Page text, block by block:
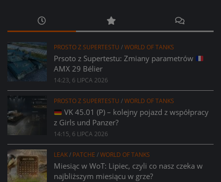
PROSTO Z SUPERTESTU /WORLD OF TANKS
Prsoto z Supertestu: Zmiany parametrów
AMX 29 Bélier
14:23, 6 LIPCA 2026
PROSTO Z SUPERTESTU /WORLD OF TANKS
VK 45.01 (P) – kolejny pojazd z współpracy
z Girls und Panzer?
14:15, 6 LIPCA 2026
LEAK/ PATCHE /WORLD OF TANKS
Miesiąc w WoT: Lipiec, czyli co nasz czeka w
najbliższym miesiącu w grze?